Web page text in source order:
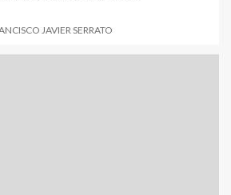
JAVIER SERRATO